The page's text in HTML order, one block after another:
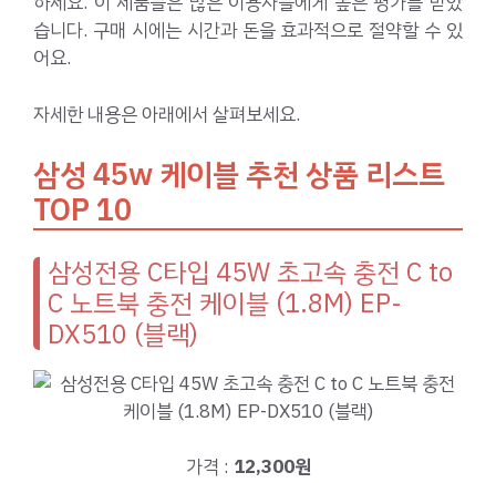
습니다. 구매 시에는 시간과 돈을 효과적으로 절약할 수 있
어요.
자세한 내용은 아래에서 살펴보세요.
삼성 45w 케이블 추천 상품 리스트
TOP 10
삼성전용 C타입 45W 초고속 충전 C to
C 노트북 충전 케이블 (1.8M) EP-
DX510 (블랙)
가격 : 12,300원